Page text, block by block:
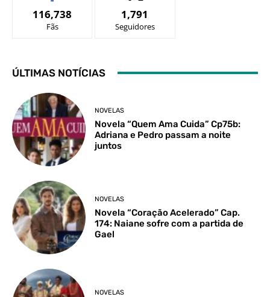
116,738
Fãs
1,791
Seguidores
ÚLTIMAS NOTÍCIAS
NOVELAS
Novela “Quem Ama Cuida” Cp75b:
Adriana e Pedro passam a noite
juntos
NOVELAS
Novela “Coração Acelerado” Cap.
174: Naiane sofre com a partida de
Gael
NOVELAS